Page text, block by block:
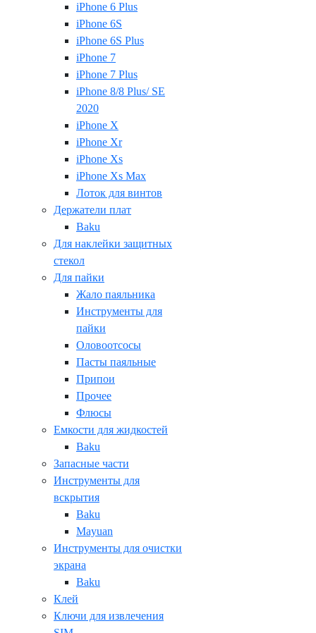
iPhone 6 Plus
iPhone 6S
iPhone 6S Plus
iPhone 7
iPhone 7 Plus
iPhone 8/8 Plus/ SE
2020
iPhone X
iPhone Xr
iPhone Xs
iPhone Xs Max
Лоток для винтов
Держатели плат
Baku
Для наклейки защитных
стекол
Для пайки
Жало паяльника
Инструменты для
пайки
Оловоотсосы
Пасты паяльные
Припои
Прочее
Флюсы
Емкости для жидкостей
Baku
Запасные части
Инструменты для
вскрытия
Baku
Mayuan
Инструменты для очистки
экрана
Baku
Клей
Ключи для извлечения